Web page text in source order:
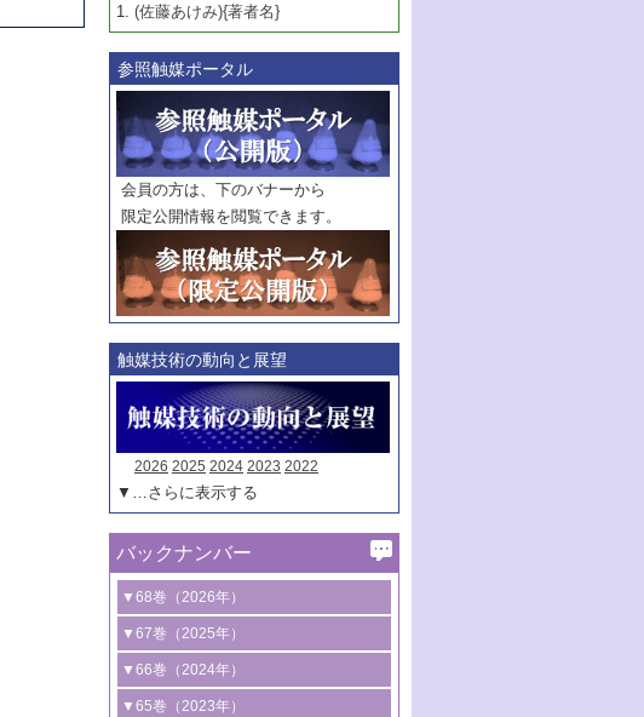
1. (佐藤あけみ){著者名}
参照触媒ポータル
会員の方は、下のバナーから
限定公開情報を閲覧できます。
触媒技術の動向と展望
2026 2025 2024 2023 2022
▼…さらに表示する
バックナンバー
▼68巻（2026年）
1号 過酸化水素合成に関する研究動向
2号 コンピューター技術により加速する
触媒開発
▼67巻（2025年）
1号 CO
水素化によるグリーン燃料/グリ
ーンケミカル製造
▼66巻（2024年）
1号 低次元ナノ構造を有する触媒材料
▼65巻（2023年）